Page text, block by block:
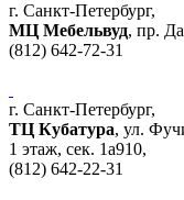
г. Санкт-Петербург,
МЦ Мебельвуд, пр.
(812) 642-72-31
г. Санкт-Петербург,
ТЦ Кубатура, ул.
1 этаж, сек. 1a910,
(812) 642-22-31